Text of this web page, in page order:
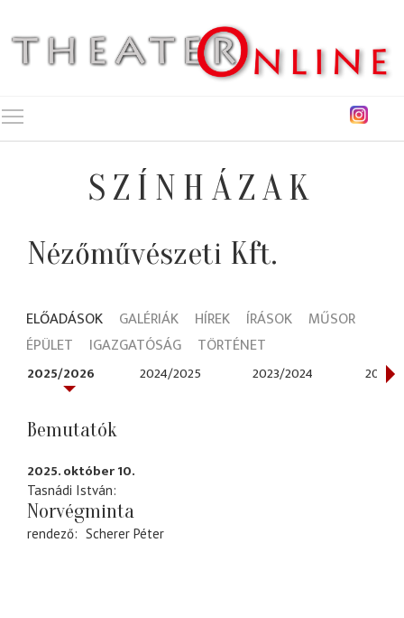
SZÍNHÁZAK
Nézőművészeti Kft.
ELŐADÁSOK GALÉRIÁK HÍREK ÍRÁSOK
MŰSOR
ÉPÜLET
IGAZGATÓSÁG TÖRTÉNET
2025/2026 2024/2025 2023/2024 2022/
Bemutatók
2025. október 10.
Tasnádi István
Norvégminta
rendező Scherer Péter